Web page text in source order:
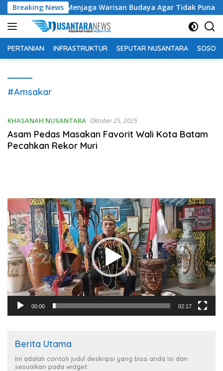
Langsung
ke
konten
Breaking News
Suhardi: Menjaga Warisan Budaya Agar Tidak Punah
PERTANIAN INFRASTRUKTUR SEPUTAR NUSANTARA SOSOK
#Amsakar
KHASANAH NUSANTARA Oktober 25, 2025
Asam Pedas Masakan Favorit Wali Kota Batam
Pecahkan Rekor Muri
Pemutar
Video
00:00 02:17
Berita Utama
Ini adalah contoh judul deskripsi yang bisa anda isi dan
sesuaikan pada widget